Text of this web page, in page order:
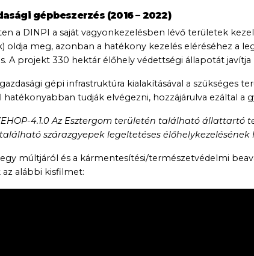
gépbeszerzés (2016 – 2022)
a DINPI a saját vagyonkezelésben lévő területek
oldja meg, azonban a hatékony kezelés eléréséhez a
A projekt 330 hektár élőhely védettségi állapotát
gépi infrastruktúra kialakításával a szükséges
hatékonyabban tudják elvégezni, hozzájárulva ezáltal a
4.1.0 Az Esztergom területén található állattartó
szárazgyepek legeltetéses
múltjáról és a kármentesítési/természetvédelmi
alábbi kisfilmet: